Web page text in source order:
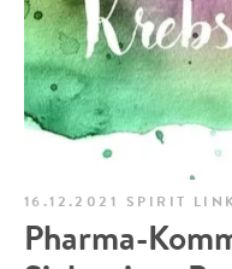
16.12.2021 SPIRIT
Pharma-